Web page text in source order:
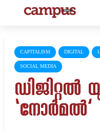
CAPITALISM DIGITAL
SOCIAL MEDIA
ഡിജിറ്റൽ
‘നോർമൽ’